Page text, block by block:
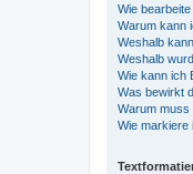
Wie
Warum kann
Weshalb
Weshalb
Wie kann ich
Was bewirkt
Warum muss
Wie markiere